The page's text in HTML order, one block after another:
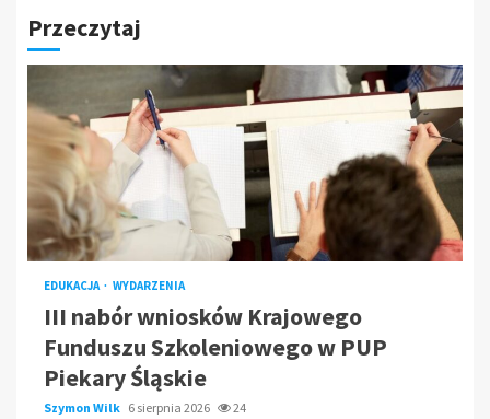
Przeczytaj
EDUKACJA WYDARZENIA
III nabór wniosków Krajowego
Funduszu Szkoleniowego w PUP
Piekary Śląskie
Szymon Wilk 6 sierpnia 2026 24